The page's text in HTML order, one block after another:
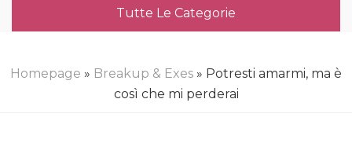
Tutte Le Categorie
Homepage » Breakup & Exes » Potresti amarmi, ma è
così che mi perderai